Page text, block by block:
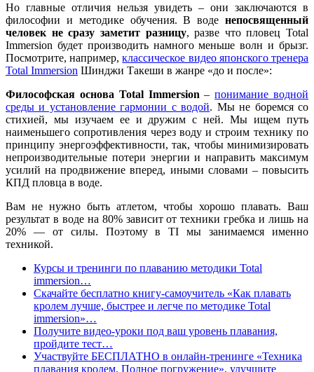
Но главные отличия нельзя увидеть – они заключаются в
философии и методике обучения. В воде непосвященный
человек не сразу заметит разницу, разве что пловец Total
Immersion будет производить намного меньше волн и брызг.
Посмотрите, например,классическое видео японского тренера
Total Immersion Шинджи Такеши в жанре «до и после»:
Философская основа Total Immersion –понимание водной
среды и установление гармонии с водой. Мы не боремся со
стихией, мы изучаем ее и дружим с ней. Мы ищем путь
наименьшего сопротивления через воду и строим технику по
принципу энергоэффективности, так, чтобы минимизировать
непроизводительные потери энергии и направить максимум
усилий на продвижение вперед, иными словами – повысить
КПД пловца в воде.
Вам не нужно быть атлетом, чтобы хорошо плавать. Ваш
результат в воде на 80% зависит от техники гребка и лишь на
20% — от силы. Поэтому в TI мы занимаемся именно
техникой.
Курсы и тренинги по плаванию методики Total
immersion…
Скачайте бесплатно книгу-самоучитель «Как плавать
кролем лучше, быстрее и легче по методике Total
immersion»…
Получите видео-уроки под ваш уровень плавания,
пройдите тест…
Участвуйте БЕСПЛАТНО в онлайн-тренинге «Техника
плавания кролем. Полное погружение», улучшите